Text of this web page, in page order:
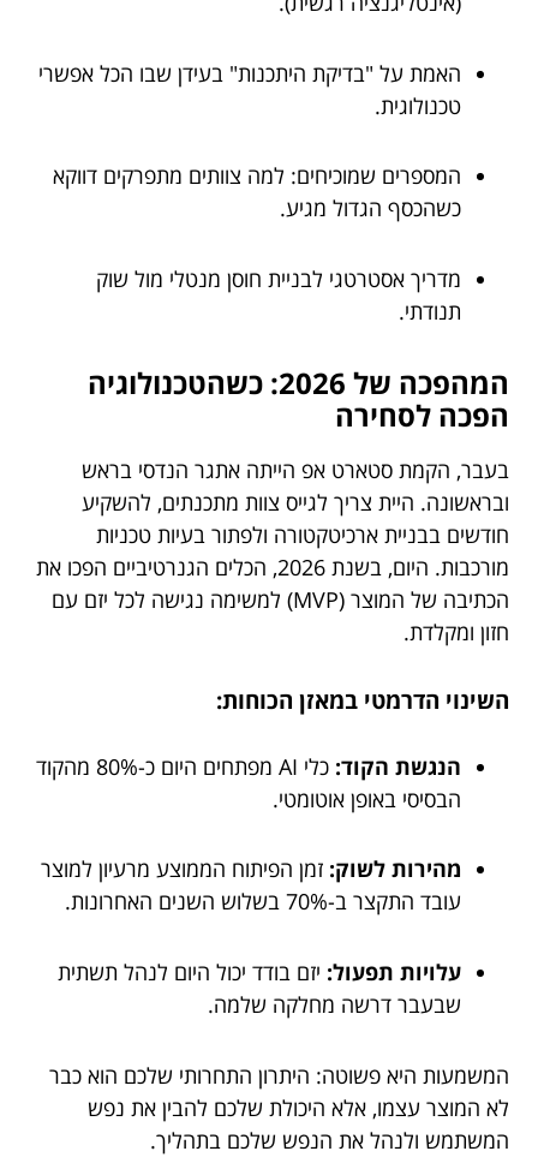
האמת על "בדיקת היתכנות" בעידן שבו הכל אפשרי
טכנולוגית.
המספרים שמוכיחים: למה צוותים מתפרקים דווקא
כשהכסף הגדול מגיע.
מדריך אסטרטגי לבניית חוסן מנטלי מול שוק
תנודתי.
המהפכה של 2026: כשהטכנולוגיה
הפכה לסחירה
בעבר, הקמת סטארט אפ הייתה אתגר הנדסי בראש
ובראשונה. היית צריך לגייס צוות מתכנתים, להשקיע
חודשים בבניית ארכיטקטורה ולפתור בעיות טכניות
מורכבות. היום, בשנת 2026, הכלים הגנרטיביים הפכו את
הכתיבה של המוצר (MVP) למשימה נגישה לכל יזם עם
חזון ומקלדת.
השינוי הדרמטי במאזן הכוחות:
הנגשת הקוד:
כלי AI מפתחים היום כ-80% מהקוד
הבסיסי באופן אוטומטי.
מהירות לשוק: זמן הפיתוח הממוצע מרעיון למוצר
עובד התקצר ב-70% בשלוש השנים האחרונות.
עלויות תפעול: יזם בודד יכול היום לנהל תשתית
שבעבר דרשה מחלקה שלמה.
המשמעות היא פשוטה: היתרון התחרותי שלכם הוא כבר
לא המוצר עצמו, אלא היכולת שלכם להבין את נפש
המשתמש ולנהל את הנפש שלכם בתהליך.